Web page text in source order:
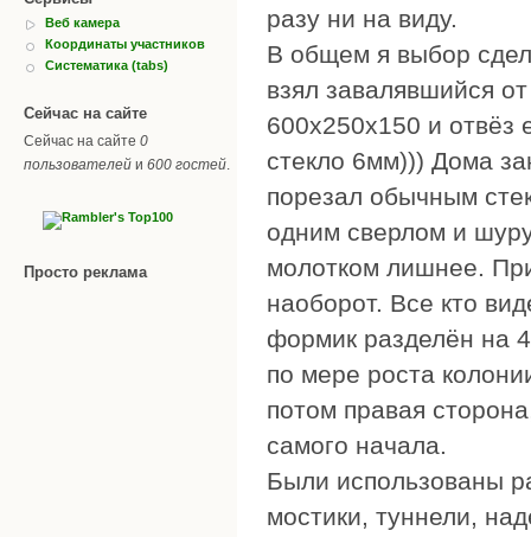
Веб камера
Координаты участников
Систематика (tabs)
Сейчас на сайте
Сейчас на сайте 0
пользователей и 600 гостей
Просто реклама
разу ни на виду.
В общем я выбор
взял завалявшийся
600х250х150 и отвёз
стекло 6мм))) Дома
порезал обычным
одним сверлом и
молотком лишнее.
наоборот. Все кто
формик разделён на
по мере роста
потом правая
самого начала.
Были использованы
мостики, туннели,